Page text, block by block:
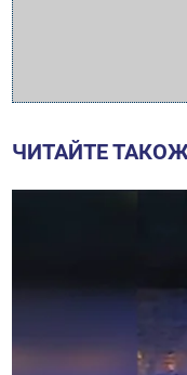
ЧИТАЙТЕ